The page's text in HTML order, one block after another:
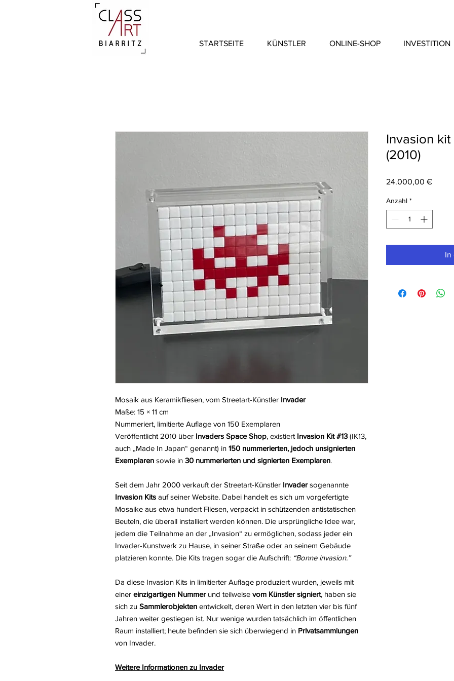
STARTSEITE KÜNSTLER ONLINE-SHOP INVESTITION
Mosaik aus Keramikfliesen, vom Streetart-Künstler Invader
Maße: 15 × 11 cm
Nummeriert, limitierte Auflage von 150 Exemplaren
Veröffentlicht 2010 über Invaders Space Shop, existiert Invasion Kit #13 (IK13,
auch „Made In Japan“ genannt) in 150 nummerierten, jedoch unsignierten
Exemplaren sowie in 30 nummerierten und signierten Exemplaren.
Seit dem Jahr 2000 verkauft der Streetart-Künstler Invadersogenannte
Invasion Kits auf seiner Website. Dabei handelt es sich um vorgefertigte
Mosaike aus etwa hundert Fliesen, verpackt in schützenden antistatischen
Beuteln, die überall installiert werden können. Die ursprüngliche Idee war,
jedem die Teilnahme an der „Invasion“ zu ermöglichen, sodass jeder ein
Invader-Kunstwerk zu Hause, in seiner Straße oder an seinem Gebäude
platzieren konnte. Die Kits tragen sogar die Aufschrift: “Bonne invasion.”
Da diese Invasion Kits in limitierter Auflage produziert wurden, jeweils mit
einer einzigartigen Nummerund teilweise vom Künstler signiert, haben sie
sich zu Sammlerobjekten entwickelt, deren Wert in den letzten vier bis fünf
Jahren weiter gestiegen ist. Nur wenige wurden tatsächlich im öffentlichen
Raum installiert; heute befinden sie sich überwiegend in Privatsammlungen
von Invader.
Weitere Informationen zu Invader
Invasion
(2010)
24.000,00 €Preis
Anzahl *
In